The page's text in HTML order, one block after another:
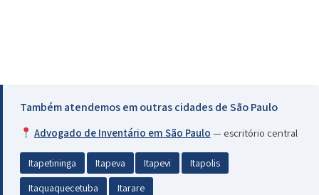
Também atendemos em outras cidades de São Paulo
Advogado de Inventário em São Paulo — escritório central
Itapetininga Itapeva Itapevi
Itapolis
Itaquaquecetuba
Itarare